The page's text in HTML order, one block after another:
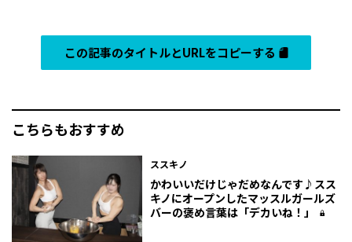
この記事のタイトルとURLをコピーする
こちらもおすすめ
ススキノ
かわいいだけじゃだめなんです♪スス
キノにオープンしたマッスルガールズ
バーの褒め言葉は「デカいね！」